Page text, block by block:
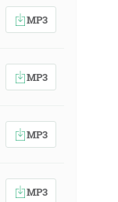
MP3
MP3
MP3
MP3